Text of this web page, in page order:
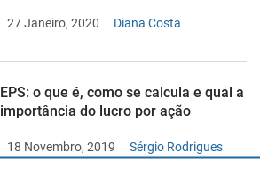
27 Janeiro, 2020 Diana Costa
EPS: o que é, como se calcula e qual a
importância do lucro por ação
18 Novembro, 2019 Sérgio Rodrigues